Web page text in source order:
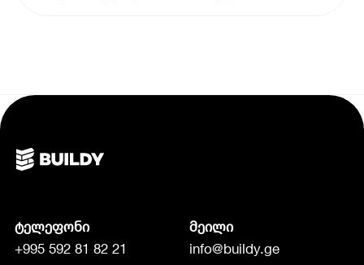
ტელეფონი
+995 592 81 82 21
მეილი
info@buildy.ge